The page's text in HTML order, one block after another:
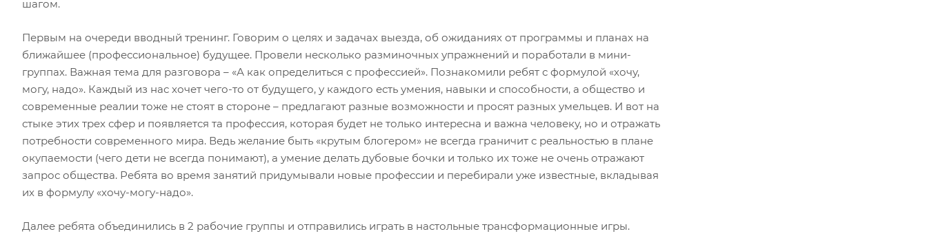
шагом.
Первым на очереди вводный тренинг. Говорим о целях и задачах выезда, об ожиданиях от программы и планах на
ближайшее (профессиональное) будущее. Провели несколько разминочных упражнений и поработали в мини-
группах. Важная тема для разговора – «А как определиться с профессией». Познакомили ребят с формулой «хочу,
могу, надо». Каждый из нас хочет чего-то от будущего, у каждого есть умения, навыки и способности, а общество и
современные реалии тоже не стоят в стороне – предлагают разные возможности и просят разных умельцев. И вот на
стыке этих трех сфер и появляется та профессия, которая будет не только интересна и важна человеку, но и отражать
потребности современного мира. Ведь желание быть «крутым блогером» не всегда граничит с реальностью в плане
окупаемости (чего дети не всегда понимают), а умение делать дубовые бочки и только их тоже не очень отражают
запрос общества. Ребята во время занятий придумывали новые профессии и перебирали уже известные, вкладывая
их в формулу «хочу-могу-надо».
Далее ребята объединились в 2 рабочие группы и отправились играть в настольные трансформационные игры.